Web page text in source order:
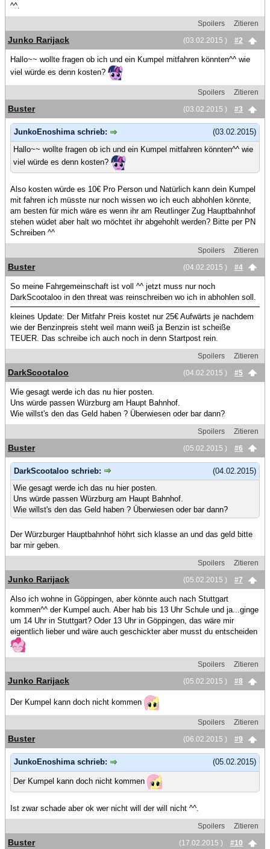
^^.
Spoilers
Zitieren
(03.02.2015 )
#2
Junko Rarijack
Hallo~~ wollte fragen ob ich und ein Kumpel mitfahren könnten^^ wie
viel würde es denn kosten?
Spoilers
Zitieren
(03.02.2015 )
#3
Buster
(03.02.2015)
JunkoEnoshima schrieb:
Hallo~~ wollte fragen ob ich und ein Kumpel mitfahren könnten^^ wie
viel würde es denn kosten?
Also kosten würde es 10€ Pro Person und Natürlich kann dein Kumpel
mit fahren ich müsste nur noch wissen wo ich euch abhohlen könnte,
am besten für mich wäre es wenn ihr am Reutlinger Zug Hauptbahnhof
stehen wüdet aber halt wo möchtet ihr abgehohlt werden? Bitte per PN
Schreiben ^^
Spoilers
Zitieren
(04.02.2015 )
#4
Buster
So meine Fahrgemeinschaft ist voll ^^ jetzt muss nur noch
DarkScootaloo in den threat was reinschreiben wo ich in abhohlen soll.
kleines Update: Der Mitfahr Preis kostet nur 25€ Aufwärts je nachdem
wie der Benzinpreis steht weil mann weiß ja Benzin ist scheiße
TEUER. Das schreibe ich auch noch in denn Startpost rein.
Spoilers
Zitieren
(04.02.2015 )
#5
DarkScootaloo
Wie gesagt werde ich das nu hier posten.
Uns würde passen Würzburg am Haupt Bahnhof.
Wie willst's den das Geld haben ? Überwiesen oder bar dann?
Spoilers
Zitieren
(05.02.2015 )
#6
Buster
(04.02.2015)
DarkScootaloo schrieb:
Wie gesagt werde ich das nu hier posten.
Uns würde passen Würzburg am Haupt Bahnhof.
Wie willst's den das Geld haben ? Überwiesen oder bar dann?
Der Würzburger Hauptbahnhof höhrt sich klasse an und das geld bitte
bar mir geben.
Spoilers
Zitieren
(05.02.2015 )
#7
Junko Rarijack
Also ich wohne in Göppingen, aber könnte auch nach Stuttgart
kommen^^ der Kumpel auch. Aber hab bis 13 Uhr Schule und ja...ginge
um 14 Uhr in Stuttgart? Oder 13 Uhr in Göppingen, das wäre mir
eigentlich lieber und wäre auch geschickter aber musst du entscheiden
Spoilers
Zitieren
(05.02.2015 )
#8
Junko Rarijack
Der Kumpel kann doch nicht kommen
Spoilers
Zitieren
(06.02.2015 )
#9
Buster
(05.02.2015)
JunkoEnoshima schrieb:
Der Kumpel kann doch nicht kommen
Ist zwar schade aber ok wer nicht will der will nicht ^^.
Spoilers
Zitieren
(17.02.2015 )
#10
Buster